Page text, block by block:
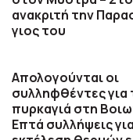
ανακριτή την
γιος του
Απολογούνται οι
συλληφθέντες για
πυρκαγιά στη
Επτά συλλήψεις για